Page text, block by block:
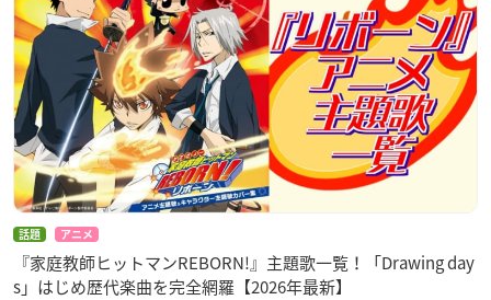
話題 アニメ
『家庭教師ヒットマンREBORN!』主題歌一覧！「Drawing day
s」はじめ歴代楽曲を完全網羅【2026年最新】